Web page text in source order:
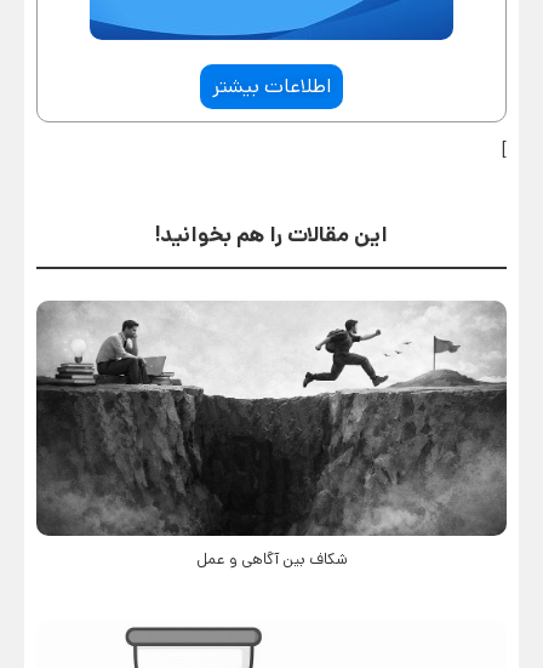
اطلاعات بیشتر
]
این مقالات را هم بخوانید!
شکاف بین آگاهی و عمل